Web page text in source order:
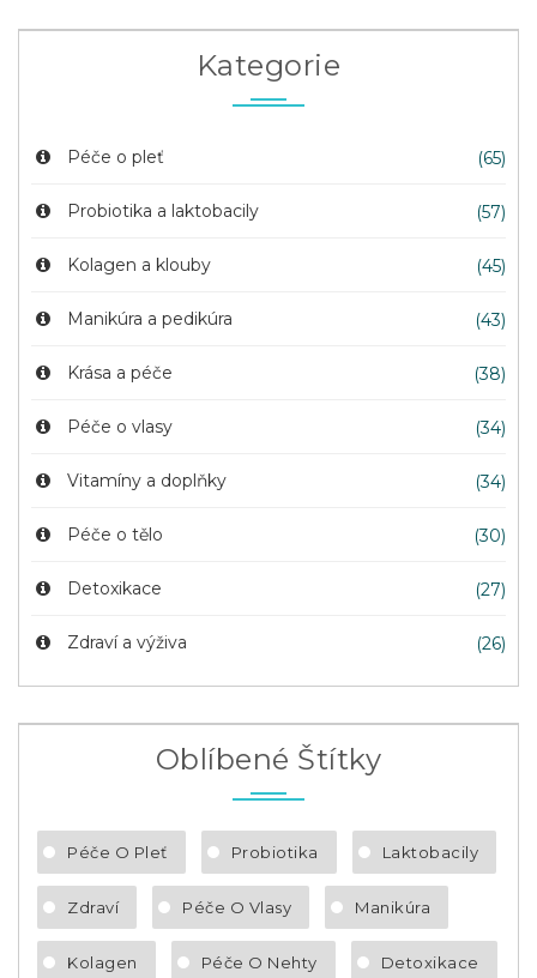
Kategorie
Péče o pleť (65)
Probiotika a laktobacily (57)
Kolagen a klouby (45)
Manikúra a pedikúra (43)
Krása a péče (38)
Péče o vlasy (34)
Vitamíny a doplňky (34)
Péče o tělo (30)
Detoxikace (27)
Zdraví a výživa (26)
Oblíbené Štítky
Péče O Pleť Probiotika Laktobacily
Zdraví Péče O Vlasy Manikúra
Kolagen Péče O Nehty Detoxikace